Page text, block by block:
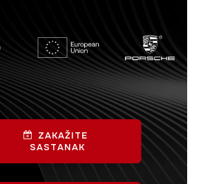
ZAKAŽITE
SASTANAK